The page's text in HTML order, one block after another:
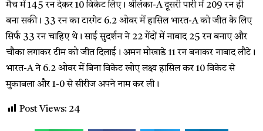
मैच में 145 रन देकर 10 विकेट लिए। श्रीलंका-A दूसरी पारी में 209 रन ही
बना सकी। 33 रन का टारगेट 6.2 ओवर में हासिल भारत-A को जीत के लिए
सिर्फ 33 रन चाहिए थे। साई सुदर्शन ने 22 गेंदों में नाबाद 25 रन बनाए और
चौका लगाकर टीम को जीत दिलाई। अमन मोखाडे 11 रन बनाकर नाबाद लौटे।
भारत-A ने 6.2 ओवर में बिना विकेट खोए लक्ष्य हासिल कर 10 विकेट से
मुकाबला और 1-0 से सीरीज अपने नाम कर ली।
Post Views: 24